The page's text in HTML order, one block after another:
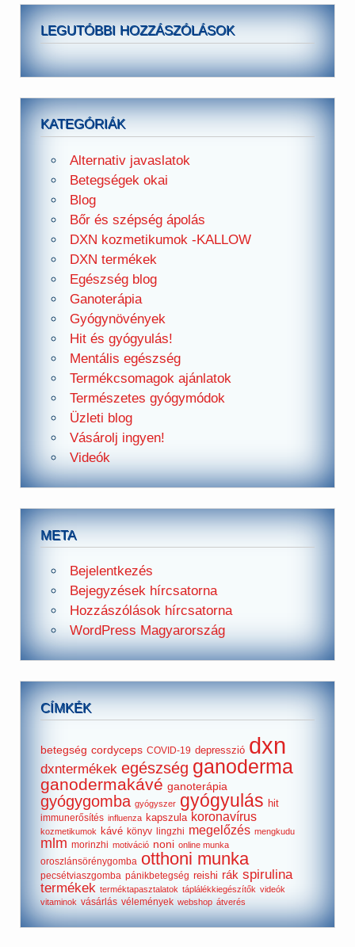
LEGUTÓBBI HOZZÁSZÓLÁSOK
KATEGÓRIÁK
Alternativ javaslatok
Betegségek okai
Blog
Bőr és szépség ápolás
DXN kozmetikumok -KALLOW
DXN termékek
Egészség blog
Ganoterápia
Gyógynövények
Hit és gyógyulás!
Mentális egészség
Termékcsomagok ajánlatok
Természetes gyógymódok
Üzleti blog
Vásárolj ingyen!
Videók
META
Bejelentkezés
Bejegyzések hírcsatorna
Hozzászólások hírcsatorna
WordPress Magyarország
CÍMKÉK
betegség cordyceps COVID-19 depresszió dxn
dxntermékek egészség ganoderma
ganodermakávé ganoterápia
gyógygomba gyógyszer gyógyulás hit
immunerősítés influenza kapszula koronavírus
kozmetikumok kávé könyv lingzhi megelőzés mengkudu
mlm morinzhi motiváció noni online munka
oroszlánsörénygomba otthoni munka
pecsétviaszgomba pánikbetegség reishi rák spirulina
termékek terméktapasztalatok táplálékkiegészítők videók
vitaminok vásárlás vélemények webshop átverés